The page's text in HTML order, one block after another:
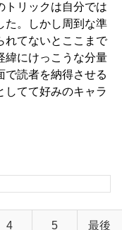
トリックは自分では
た。しかし周到な準
れてないとここまで
緯にけっこうな分量
で読者を納得させる
してて好みのキャラ
4 5 最後